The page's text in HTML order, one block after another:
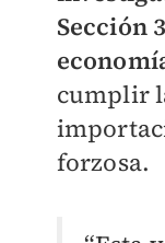
Sección
cumplir
forzosa.